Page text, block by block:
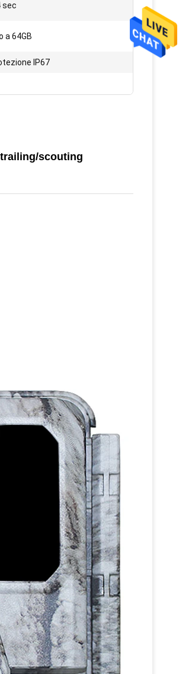
sec
a 64GB
IP67
scouting